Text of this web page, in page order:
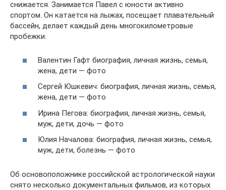
снижается. Занимается Павел с юности активно
спортом. Он катается на лыжах, посещает плавательный
бассейн, делает каждый день многокилометровые
пробежки.
Валентин Гафт биография, личная жизнь, семья,
жена, дети — фото
Сергей Юшкевич: биография, личная жизнь, семья,
жена, дети — фото
Ирина Пегова: биография, личная жизнь, семья,
муж, дети, дочь — фото
Юлия Началова: биография, личная жизнь, семья,
муж, дети, болезнь — фото
Об основоположнике российской астрологической науки
снято несколько документальных фильмов, из которых